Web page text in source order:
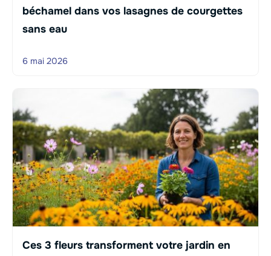
béchamel dans vos lasagnes de courgettes
sans eau
6 mai 2026
Ces 3 fleurs transforment votre jardin en